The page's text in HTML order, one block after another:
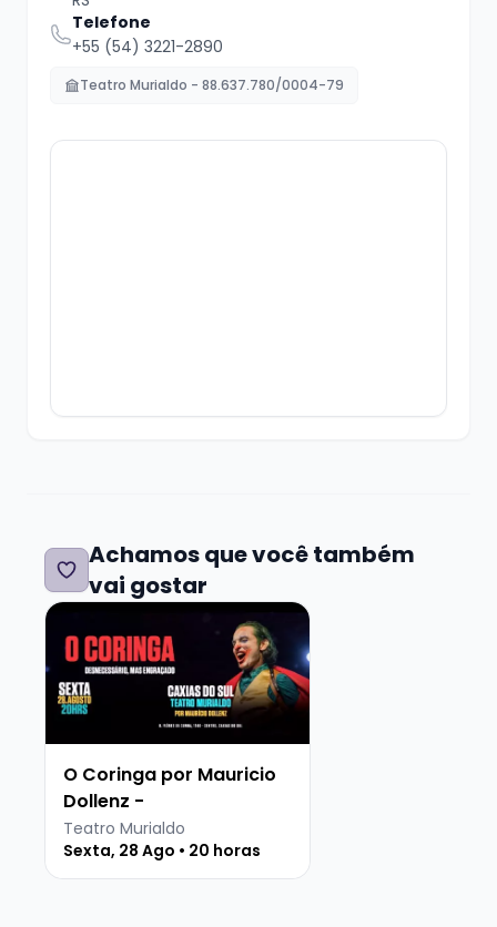
Telefone
+55 (54) 3221-2890
Teatro Murialdo - 88.637.780/0004-79
Achamos que você também
vai gostar
Veja mais sobre O Coringa por Mauricio Dollenz -
O Coringa por Mauricio
Dollenz -
Teatro Murialdo
Sexta, 28 Ago • 20 horas